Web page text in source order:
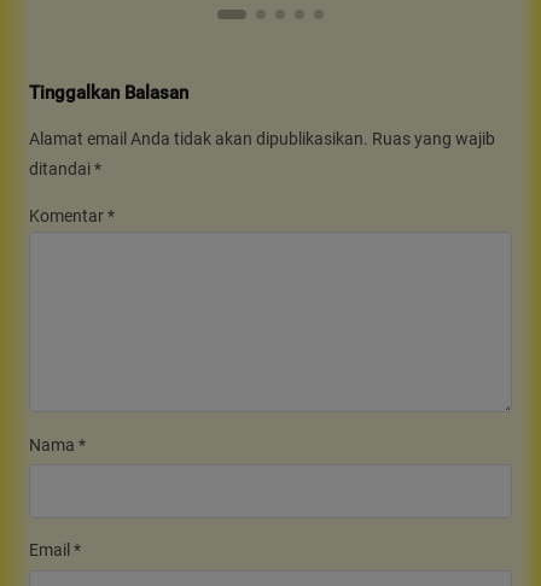
Tinggalkan Balasan
Alamat email Anda tidak akan dipublikasikan. Ruas yang wajib
ditandai*
Komentar*
Nama *
Email *